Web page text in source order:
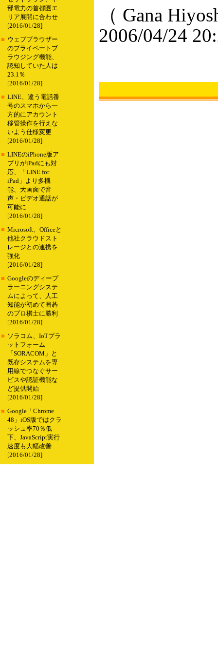
部電力の首都圏エ
リア展開に合わせ
[2016/01/28]
■ ウェブブラウザー
のプライベートブ
ラウジング機能、
認知していた人は
23.1％
[2016/01/28]
■ LINE、違う電話番
号のスマホから一
方的にアカウント
移管操作を行えな
いよう仕様変更
[2016/01/28]
■ LINEのiPhone版ア
プリがiPadにも対
応、「LINE for
iPad」より多機
能、大画面で音
声・ビデオ通話が
可能に
[2016/01/28]
■ Microsoft、Officeと
他社クラウドスト
レージとの連携を
強化
[2016/01/28]
■ Googleのディープ
ラーニングシステ
ムによって、人工
知能が初めて囲碁
のプロ棋士に勝利
[2016/01/28]
■ ソラコム、IoTプラ
ットフォーム
「SORACOM」と
既存システムを専
用線でつなぐサー
ビスや認証機能な
ど提供開始
[2016/01/28]
■ Google「Chrome
48」iOS版ではクラ
ッシュ率70％低
下、JavaScript実行
速度も大幅改善
[2016/01/28]
（ Gana
2006/04/24